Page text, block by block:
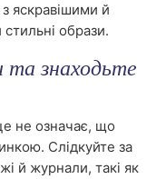
яскравішими й
образи.
та знаходьте
не означає, що
Слідкуйте за
й журнали, такі як